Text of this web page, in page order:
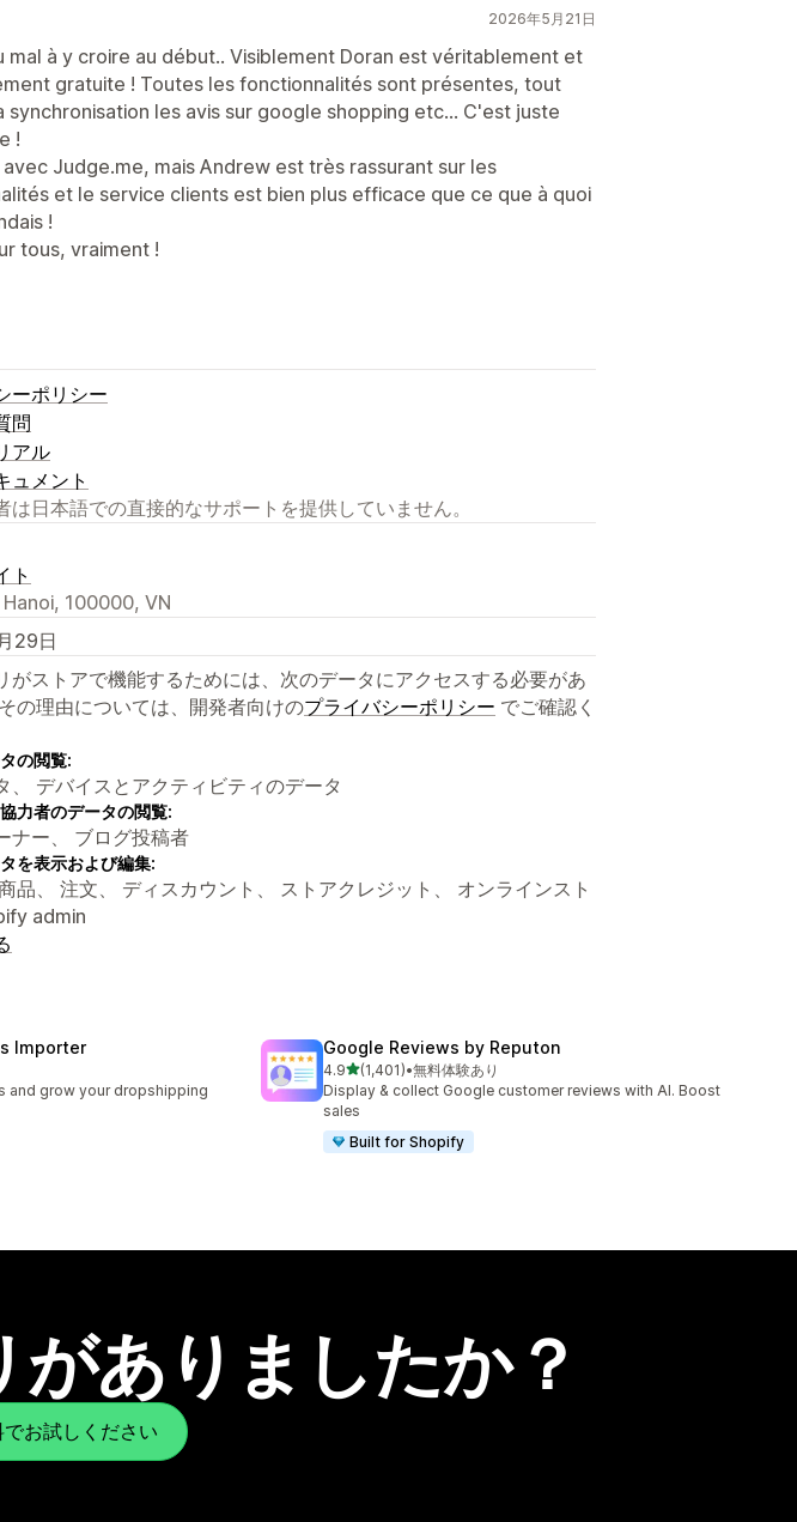
2026年5月21日
mal à y croire au début.. Visiblement Doran est véritablement et
gratuite ! Toutes les fonctionnalités sont présentes, tout
synchronisation les avis sur google shopping etc... C'est juste
!
Judge.me, mais Andrew est très rassurant sur les
et le service clients est bien plus efficace que ce que à quoi
!
tous, vraiment !
ーポリシー
問
アル
ュメント
は日本語での直接的なサポートを提供していません。
ト
100000, VN
29日
がストアで機能するためには、次のデータにアクセスする必要があ
の理由については、開発者向けのプライバシーポリシー でご確認く
の閲覧:
、 デバイスとアクティビティのデータ
力者のデータの閲覧:
ナー、 ブログ投稿者
を表示および編集:
品、 注文、 ディスカウント、 ストアクレジット、 オンラインスト
admin
Importer
and grow your dropshipping
Google Reviews by Reputon
4.95つ星中
(1,401)
合計レビュー数：1401件
•無料体験あり
Display & collect Google customer reviews with AI. Boost
sales
Built for Shopify
ありましたか？
お試しください